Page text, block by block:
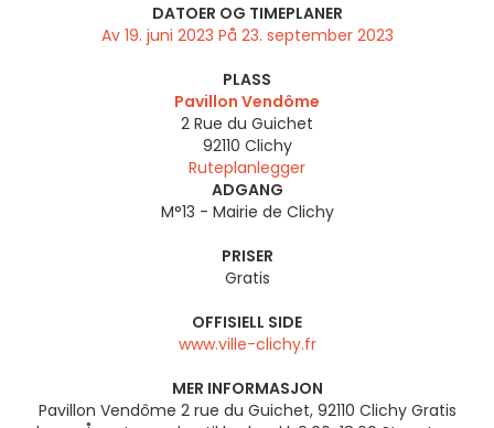
DATOER OG TIMEPLANER
Av 19. juni 2023 På 23. september 2023
PLASS
Pavillon Vendôme
2 Rue du Guichet
92110 Clichy
Ruteplanlegger
ADGANG
M°13 - Mairie de Clichy
PRISER
Gratis
OFFISIELL SIDE
www.ville-clichy.fr
MER INFORMASJON
Pavillon Vendôme 2 rue du Guichet, 92110 Clichy Gratis